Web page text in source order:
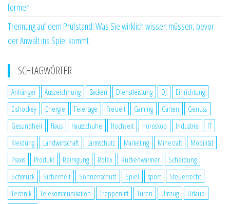
formen
Trennung auf dem Prüfstand: Was Sie wirklich wissen müssen, bevor
der Anwalt ins Spiel kommt
SCHLAGWÖRTER
Anhänger Auszeichnung Backen Dienstleistung DJ
Einrichtung
Eishockey
Energie Feiertage Freizeit Gaming Garten
Genuss
Gesundheit
Haus Hausschuhe Hochzeit Horoskop Industrie
IT
Kleidung
Landwirtschaft Lärmschutz Marketing Minecraft
Mobilität
Praxis
Produkt Reinigung Rolex Rückenwärmer
Scheidung
Schmuck
Sicherheit Sonnenschutz Spiel sport
Steuerrecht
Technik
Telekommunikation Treppenlift Türen Umzug
Urlaub